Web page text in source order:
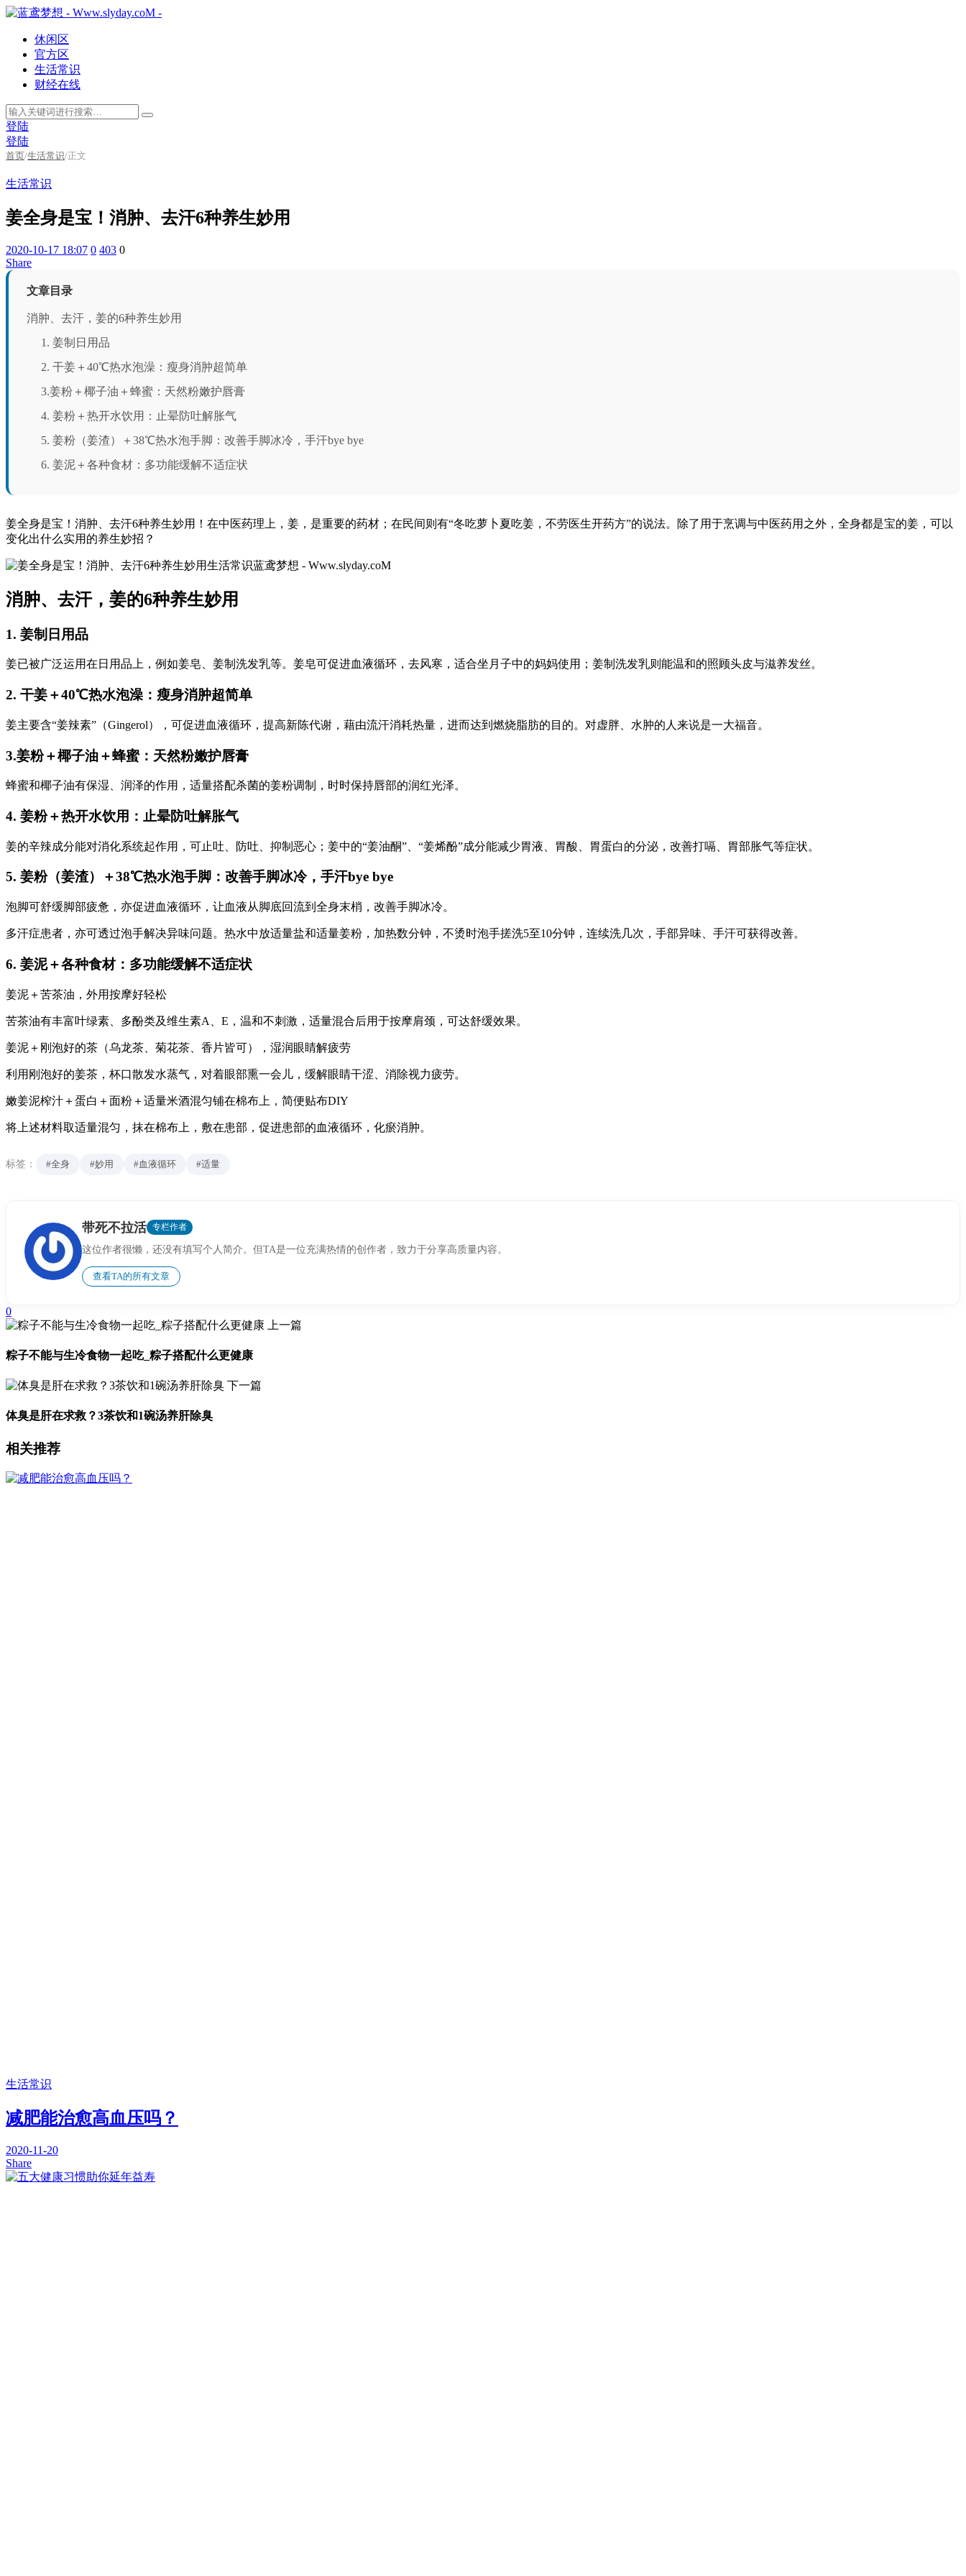
休闲区
官方区
生活常识
财经在线
登陆
登陆
首页/生活常识/正文
生活常识
姜全身是宝！消肿、去汗6种养生妙用
2020-10-17 18:07 0 403 0
Share
文章目录
消肿、去汗，姜的6种养生妙用
1. 姜制日用品
2. 干姜＋40℃热水泡澡：瘦身消肿超简单
3.姜粉＋椰子油＋蜂蜜：天然粉嫩护唇膏
4. 姜粉＋热开水饮用：止晕防吐解胀气
5. 姜粉（姜渣）＋38℃热水泡手脚：改善手脚冰冷，手汗bye bye
6. 姜泥＋各种食材：多功能缓解不适症状
姜全身是宝！消肿、去汗6种养生妙用！在中医药理上，姜，是重要的药材；在民间则有“冬吃萝卜夏吃姜，不劳医生开药方”的说法。除了用于烹调与中医药用之外，全身都是宝的姜，可以
变化出什么实用的养生妙招？
消肿、去汗，姜的6种养生妙用
1. 姜制日用品
姜已被广泛运用在日用品上，例如姜皂、姜制洗发乳等。姜皂可促进血液循环，去风寒，适合坐月子中的妈妈使用；姜制洗发乳则能温和的照顾头皮与滋养发丝。
2. 干姜＋40℃热水泡澡：瘦身消肿超简单
姜主要含“姜辣素”（Gingerol），可促进血液循环，提高新陈代谢，藉由流汗消耗热量，进而达到燃烧脂肪的目的。对虚胖、水肿的人来说是一大福音。
3.姜粉＋椰子油＋蜂蜜：天然粉嫩护唇膏
蜂蜜和椰子油有保湿、润泽的作用，适量搭配杀菌的姜粉调制，时时保持唇部的润红光泽。
4. 姜粉＋热开水饮用：止晕防吐解胀气
姜的辛辣成分能对消化系统起作用，可止吐、防吐、抑制恶心；姜中的“姜油酮”、“姜烯酚”成分能减少胃液、胃酸、胃蛋白的分泌，改善打嗝、胃部胀气等症状。
5. 姜粉（姜渣）＋38℃热水泡手脚：改善手脚冰冷，手汗bye bye
泡脚可舒缓脚部疲惫，亦促进血液循环，让血液从脚底回流到全身末梢，改善手脚冰冷。
多汗症患者，亦可透过泡手解决异味问题。热水中放适量盐和适量姜粉，加热数分钟，不烫时泡手搓洗5至10分钟，连续洗几次，手部异味、手汗可获得改善。
6. 姜泥＋各种食材：多功能缓解不适症状
姜泥＋苦茶油，外用按摩好轻松
苦茶油有丰富叶绿素、多酚类及维生素A、E，温和不刺激，适量混合后用于按摩肩颈，可达舒缓效果。
姜泥＋刚泡好的茶（乌龙茶、菊花茶、香片皆可），湿润眼睛解疲劳
利用刚泡好的姜茶，杯口散发水蒸气，对着眼部熏一会儿，缓解眼睛干涩、消除视力疲劳。
嫩姜泥榨汁＋蛋白＋面粉＋适量米酒混匀铺在棉布上，简便贴布DIY
将上述材料取适量混匀，抹在棉布上，敷在患部，促进患部的血液循环，化瘀消肿。
标签： #全身 #妙用 #血液循环 #适量
带死不拉活 专栏作者
这位作者很懒，还没有填写个人简介。但TA是一位充满热情的创作者，致力于分享高质量内容。
查看TA的所有文章
0
上一篇
粽子不能与生冷食物一起吃_粽子搭配什么更健康
下一篇
体臭是肝在求救？3茶饮和1碗汤养肝除臭
相关推荐
生活常识
减肥能治愈高血压吗？
2020-11-20
Share